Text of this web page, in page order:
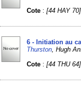
Cote :[44 HAY 70]
6 - Initiation au
Thurston , Hugh
Cote :[44 THU 64]